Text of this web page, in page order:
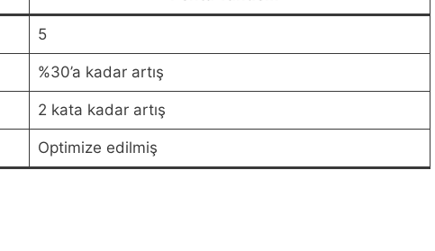
5
%30’a kadar artış
2 kata kadar artış
Optimize edilmiş